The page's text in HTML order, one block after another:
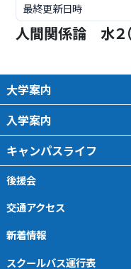
最終更新日時
人間関係論 水２（
大学案内
入学案内
キャンパスライフ
後援会
交通アクセス
新着情報
スクールバス運行表